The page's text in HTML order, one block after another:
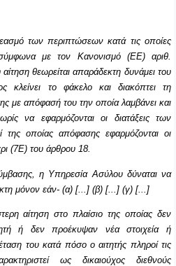
των περιπτώσεων κατά τις οποίες
σύμφωνα με τον Κανονισμό (ΕΕ) αριθ.
θεωρείται απαράδεκτη δυνάμει του
κλείνει το φάκελο και διακόπτει τη
με απόφασή του την οποία λαμβάνει και
να εφαρμόζονται οι διατάξεις των
οποίας απόφασης εφαρμόζονται οι
(7Ε) του άρθρου 18.
η Υπηρεσία Ασύλου δύναται να
μόνον εάν- (α) [...] (β) [...] (γ) [...]
αίτηση στο πλαίσιο της οποίας δεν
ή δεν προέκυψαν νέα στοιχεία ή
του κατά πόσο ο αιτητής πληροί τις
ως δικαιούχος διεθνούς